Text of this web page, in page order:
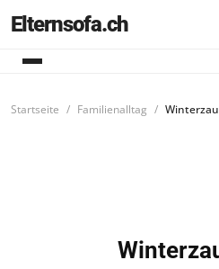
Elternsofa.ch
Startseite Familienalltag